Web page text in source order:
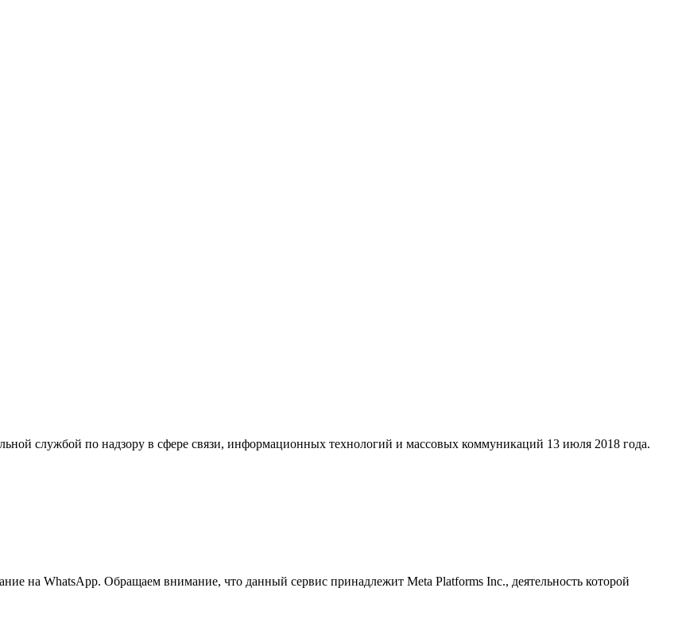
службой по надзору в сфере связи, информационных технологий и массовых коммуникаций 13 июля 2018 года.
на WhatsApp. Обращаем внимание, что данный сервис принадлежит Meta Platforms Inc., деятельность которой